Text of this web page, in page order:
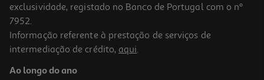
Livro O Mandarim De Eça De Queirós
11.61 €/un
exclusividade, registado no Banco de Portugal com o nº
7952.
Informação referente à prestação de serviços de
intermediação de crédito, aqui.
Ao longo do ano